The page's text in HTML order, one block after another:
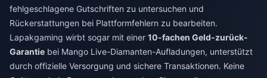
fehlgeschlagene Gutschriften zu untersuchen und
Rückerstattungen bei Plattformfehlern zu bearbeiten.
Lapakgaming wirbt sogar mit einer 10-fachen Geld-zurück-
Garantie bei Mango Live-Diamanten-Aufladungen, unterstützt
durch offizielle Versorgung und sichere Transaktionen. Keine